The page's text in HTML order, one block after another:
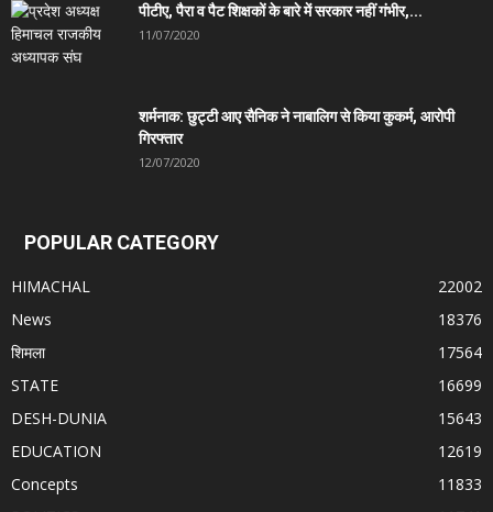
पीटीए, पैरा व पैट शिक्षकों के बारे में सरकार नहीं गंभीर,...
11/07/2020
शर्मनाक: छुट्टी आए सैनिक ने नाबालिग से किया कुकर्म, आरोपी
गिरफ्तार
12/07/2020
POPULAR CATEGORY
HIMACHAL
22002
News
18376
शिमला
17564
STATE
16699
DESH-DUNIA
15643
EDUCATION
12619
Concepts
11833